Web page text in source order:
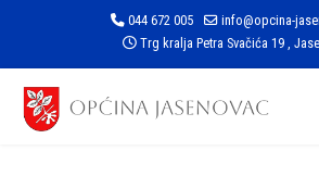
044 672 005
info@opcina-
Trg kralja Petra Svačića 19 ,